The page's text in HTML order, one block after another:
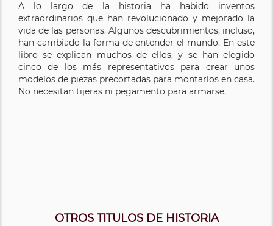
A lo largo de la historia ha habido inventos
extraordinarios que han revolucionado y mejorado la
vida de las personas. Algunos descubrimientos, incluso,
han cambiado la forma de entender el mundo. En este
libro se explican muchos de ellos, y se han elegido
cinco de los más representativos para crear unos
modelos de piezas precortadas para montarlos en casa.
No necesitan tijeras ni pegamento para armarse.
OTROS TITULOS DE HISTORIA